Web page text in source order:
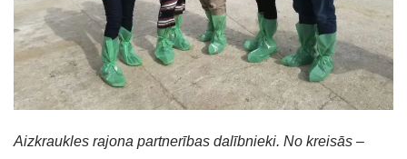
Aizkraukles rajona partnerības dalībnieki. No kreisās –